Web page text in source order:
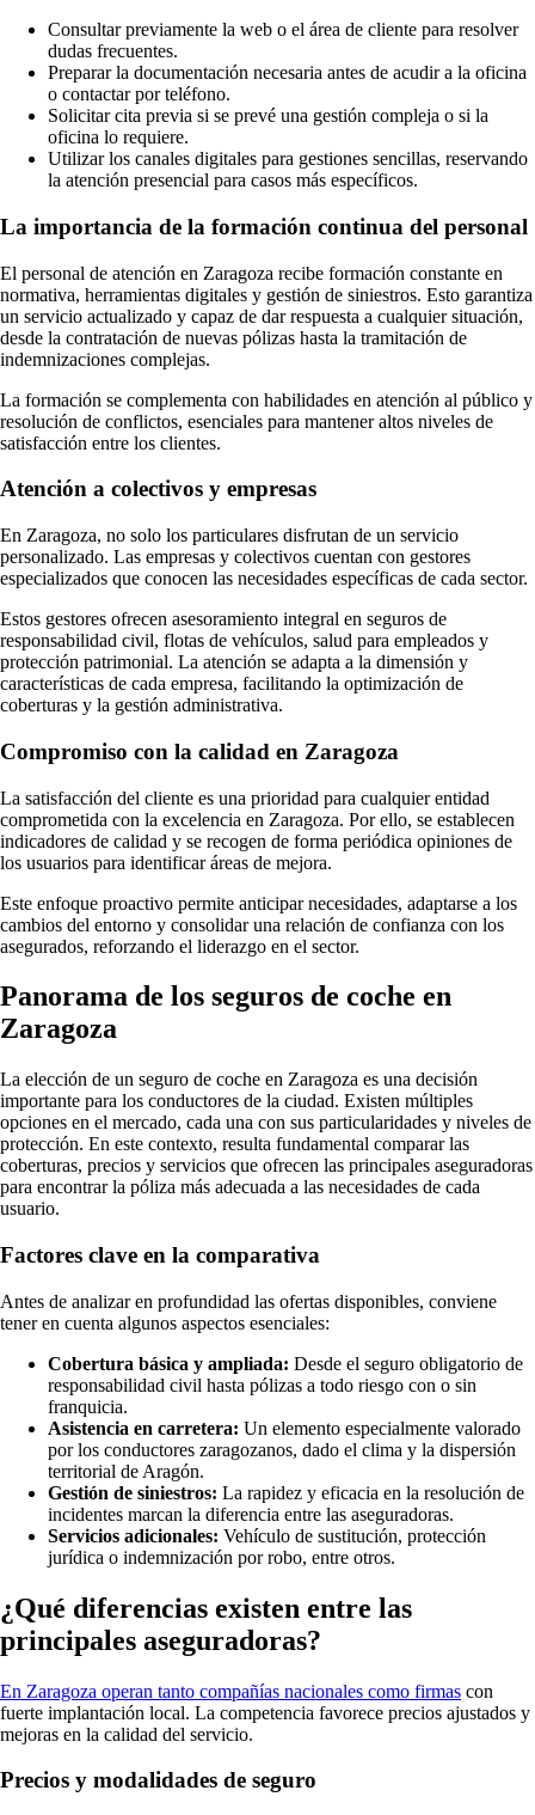
Consultar previamente la web o el área de cliente para resolver
dudas frecuentes.
Preparar la documentación necesaria antes de acudir a la oficina
o contactar por teléfono.
Solicitar cita previa si se prevé una gestión compleja o si la
oficina lo requiere.
Utilizar los canales digitales para gestiones sencillas, reservando
la atención presencial para casos más específicos.
La importancia de la formación continua del personal
El personal de atención en Zaragoza recibe formación constante en
normativa, herramientas digitales y gestión de siniestros. Esto garantiza
un servicio actualizado y capaz de dar respuesta a cualquier situación,
desde la contratación de nuevas pólizas hasta la tramitación de
indemnizaciones complejas.
La formación se complementa con habilidades en atención al público y
resolución de conflictos, esenciales para mantener altos niveles de
satisfacción entre los clientes.
Atención a colectivos y empresas
En Zaragoza, no solo los particulares disfrutan de un servicio
personalizado. Las empresas y colectivos cuentan con gestores
especializados que conocen las necesidades específicas de cada sector.
Estos gestores ofrecen asesoramiento integral en seguros de
responsabilidad civil, flotas de vehículos, salud para empleados y
protección patrimonial. La atención se adapta a la dimensión y
características de cada empresa, facilitando la optimización de
coberturas y la gestión administrativa.
Compromiso con la calidad en Zaragoza
La satisfacción del cliente es una prioridad para cualquier entidad
comprometida con la excelencia en Zaragoza. Por ello, se establecen
indicadores de calidad y se recogen de forma periódica opiniones de
los usuarios para identificar áreas de mejora.
Este enfoque proactivo permite anticipar necesidades, adaptarse a los
cambios del entorno y consolidar una relación de confianza con los
asegurados, reforzando el liderazgo en el sector.
Panorama de los seguros de coche en
Zaragoza
La elección de un seguro de coche en Zaragoza es una decisión
importante para los conductores de la ciudad. Existen múltiples
opciones en el mercado, cada una con sus particularidades y niveles de
protección. En este contexto, resulta fundamental comparar las
coberturas, precios y servicios que ofrecen las principales aseguradoras
para encontrar la póliza más adecuada a las necesidades de cada
usuario.
Factores clave en la comparativa
Antes de analizar en profundidad las ofertas disponibles, conviene
tener en cuenta algunos aspectos esenciales:
Cobertura básica y ampliada: Desde el seguro obligatorio de
responsabilidad civil hasta pólizas a todo riesgo con o sin
franquicia.
Asistencia en carretera: Un elemento especialmente valorado
por los conductores zaragozanos, dado el clima y la dispersión
territorial de Aragón.
Gestión de siniestros: La rapidez y eficacia en la resolución de
incidentes marcan la diferencia entre las aseguradoras.
Servicios adicionales: Vehículo de sustitución, protección
jurídica o indemnización por robo, entre otros.
¿Qué diferencias existen entre las
principales aseguradoras?
En Zaragoza operan tanto compañías nacionales como firmas con
fuerte implantación local. La competencia favorece precios ajustados y
mejoras en la calidad del servicio.
Precios y modalidades de seguro